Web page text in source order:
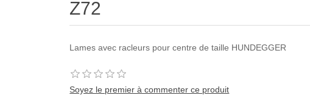
Z72
Lames avec racleurs pour centre de taille HUNDEGGER
Soyez le premier à commenter ce produit